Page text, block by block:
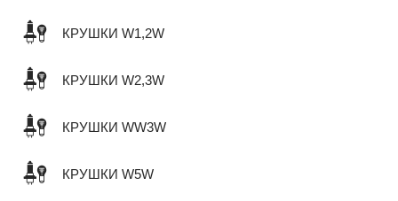
КРУШКИ W1,2W
КРУШКИ W2,3W
КРУШКИ WW3W
КРУШКИ W5W